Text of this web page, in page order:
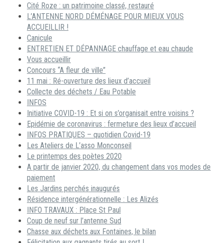
Cité Roze : un patrimoine classé, restauré
L’ANTENNE NORD DÉMÉNAGE POUR MIEUX VOUS
ACCUEILLIR !
Canicule
ENTRETIEN ET DÉPANNAGE chauffage et eau chaude
Vous accueillir
Concours “A fleur de ville”
11 mai : Ré-ouverture des lieux d’accueil
Collecte des déchets / Eau Potable
INFOS
Initiative COVID-19 : Et si on s’organisait entre voisins ?
Epidémie de coronavirus : fermeture des lieux d’accueil
INFOS PRATIQUES – quotidien Covid-19
Les Ateliers de L’asso Monconseil
Le printemps des poètes 2020
A partir de janvier 2020, du changement dans vos modes de
paiement
Les Jardins perchés inaugurés
Résidence intergénérationnelle : Les Alizés
INFO TRAVAUX : Place St Paul
Coup de neuf sur l’antenne Sud
Chasse aux déchets aux Fontaines, le bilan